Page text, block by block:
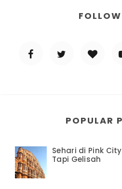
POPULAR
Sehari di Pink
Tapi Gelisah